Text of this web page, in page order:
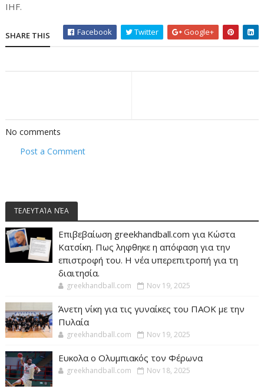
IHF.
SHARE THIS Facebook Twitter Google+
No comments
Post a Comment
ΤΕΛΕΥΤΑΊΑ ΝΈΑ
Επιβεβαίωση greekhandball.com για Κώστα
Κατσίκη. Πως ληφθηκε η απόφαση για την
επιστροφή του. Η νέα υπερεπιτροπή για τη
διαιτησία.
greekhandball.com Nov 19, 2025
Άνετη νίκη για τις γυναίκες του ΠΑΟΚ με την
Πυλαία
greekhandball.com Nov 19, 2025
Ευκολα ο Ολυμπιακός τον Φέρωνα
greekhandball.com Nov 18, 2025